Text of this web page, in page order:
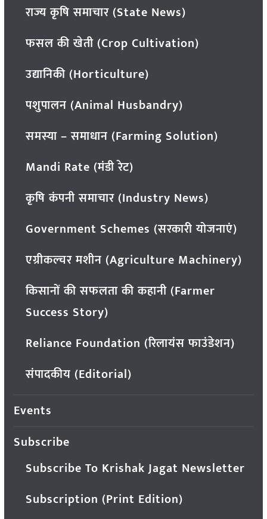
राज्य कृषि समाचार (State News)
फसल की खेती (Crop Cultivation)
उद्यानिकी (Horticulture)
पशुपालन (Animal Husbandry)
समस्या – समाधान (Farming Solution)
Mandi Rate (मंडी रेट)
कृषि कंपनी समाचार (Industry News)
Government Schemes (सरकारी योजनाएं)
एग्रीकल्चर मशीन (Agriculture Machinery)
किसानों की सफलता की कहानी (Farmer
Success Story)
Reliance Foundation (रिलायंस फाउंडेशन)
संपादकीय (Editorial)
Events
Subscribe
Subscribe To Krishak Jagat Newsletter
Subscription (Print Edition)